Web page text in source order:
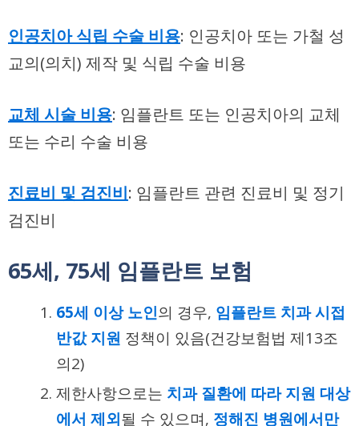
인공치아 식립 수술 비용: 인공치아 또는 가철 성
교의(의치) 제작 및 식립 수술 비용
교체 시술 비용: 임플란트 또는 인공치아의 교체
또는 수리 수술 비용
진료비 및 검진비: 임플란트 관련 진료비 및 정기
검진비
65세, 75세 임플란트 보험
65세 이상 노인의 경우, 임플란트 치과 시접
반값 지원 정책이 있음(건강보험법 제13조
의2)
제한사항으로는 치과 질환에 따라 지원 대상
에서 제외될 수 있으며, 정해진 병원에서만